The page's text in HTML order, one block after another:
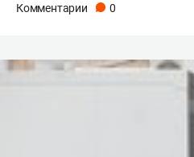
Комментарии 0